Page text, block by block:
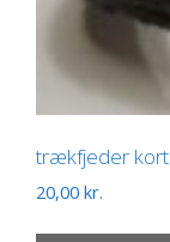
trækfjeder kort
20,00 kr.